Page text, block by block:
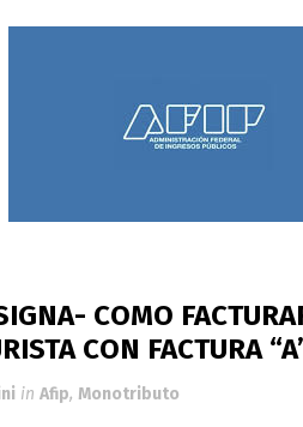
COMO
CON FACTURA
in Afip, Monotributo